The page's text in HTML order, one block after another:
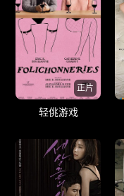
正片
轻佻游戏